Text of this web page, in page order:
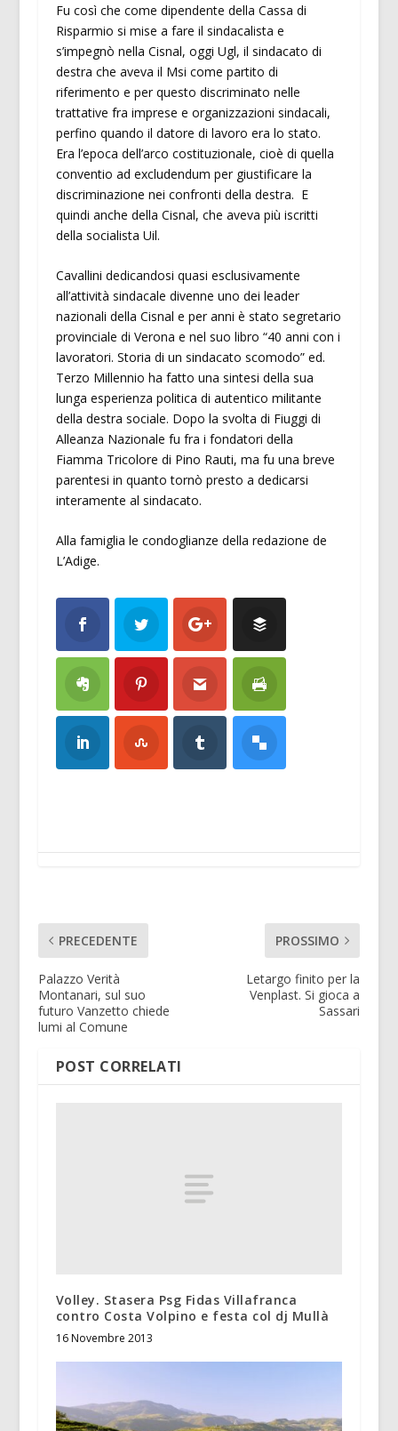
Fu così che come dipendente della Cassa di
Risparmio si mise a fare il sindacalista e
s’impegnò nella Cisnal, oggi Ugl, il sindacato di
destra che aveva il Msi come partito di
riferimento e per questo discriminato nelle
trattative fra imprese e organizzazioni sindacali,
perfino quando il datore di lavoro era lo stato.
Era l’epoca dell’arco costituzionale, cioè di quella
conventio ad excludendum per giustificare la
discriminazione nei confronti della destra. E
quindi anche della Cisnal, che aveva più iscritti
della socialista Uil.
Cavallini dedicandosi quasi esclusivamente
all’attività sindacale divenne uno dei leader
nazionali della Cisnal e per anni è stato segretario
provinciale di Verona e nel suo libro “40 anni con i
lavoratori. Storia di un sindacato scomodo” ed.
Terzo Millennio ha fatto una sintesi della sua
lunga esperienza politica di autentico militante
della destra sociale. Dopo la svolta di Fiuggi di
Alleanza Nazionale fu fra i fondatori della
Fiamma Tricolore di Pino Rauti, ma fu una breve
parentesi in quanto tornò presto a dedicarsi
interamente al sindacato.
Alla famiglia le condoglianze della redazione de
L’Adige.
PRECEDENTE
Palazzo Verità
Montanari, sul suo
futuro Vanzetto chiede
lumi al Comune
PROSSIMO
Letargo finito per la
Venplast. Si gioca a
Sassari
POST CORRELATI
Volley. Stasera Psg Fidas Villafranca
contro Costa Volpino e festa col dj Mullà
16 Novembre 2013